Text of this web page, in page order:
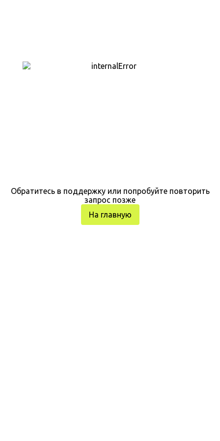
Обратитесь в поддержку или попробуйте повторить
запрос позже
На главную